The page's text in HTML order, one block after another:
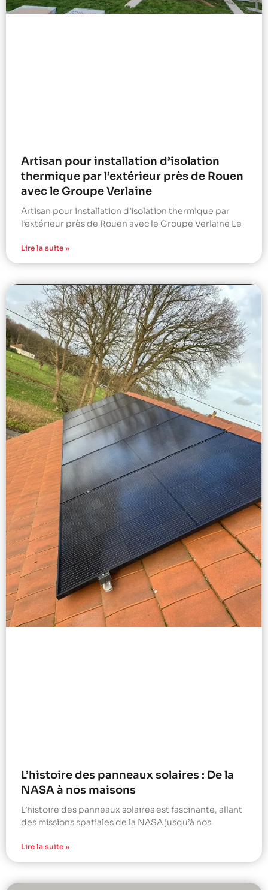
Artisan pour installation d’isolation
thermique par l’extérieur près de Rouen
avec le Groupe Verlaine
Artisan pour installation d’isolation thermique par
l’extérieur près de Rouen avec le Groupe Verlaine Le
Lire la suite »
L’histoire des panneaux solaires : De la
NASA à nos maisons
L’histoire des panneaux solaires est fascinante, allant
des missions spatiales de la NASA jusqu’à nos
Lire la suite »